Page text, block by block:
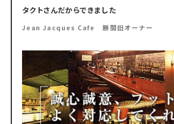
タクトさんだからできました
Jean Jacques Cafe 勝間田オーナー